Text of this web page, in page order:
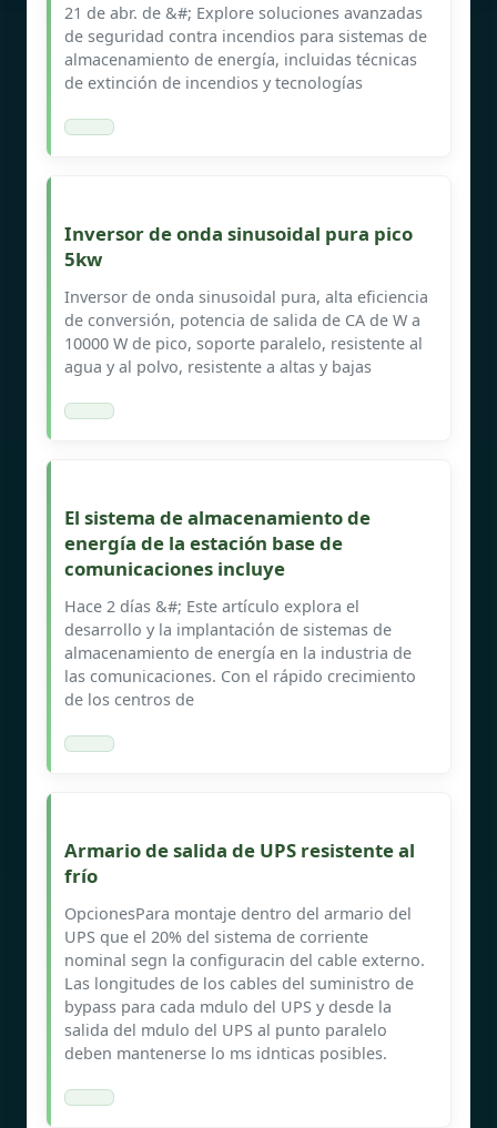
21 de abr. de &#; Explore soluciones avanzadas
de seguridad contra incendios para sistemas de
almacenamiento de energía, incluidas técnicas
de extinción de incendios y tecnologías
Inversor de onda sinusoidal pura pico
5kw
Inversor de onda sinusoidal pura, alta eficiencia
de conversión, potencia de salida de CA de W a
10000 W de pico, soporte paralelo, resistente al
agua y al polvo, resistente a altas y bajas
El sistema de almacenamiento de
energía de la estación base de
comunicaciones incluye
Hace 2 días &#; Este artículo explora el
desarrollo y la implantación de sistemas de
almacenamiento de energía en la industria de
las comunicaciones. Con el rápido crecimiento
de los centros de
Armario de salida de UPS resistente al
frío
OpcionesPara montaje dentro del armario del
UPS que el 20% del sistema de corriente
nominal segn la configuracin del cable externo.
Las longitudes de los cables del suministro de
bypass para cada mdulo del UPS y desde la
salida del mdulo del UPS al punto paralelo
deben mantenerse lo ms idnticas posibles.